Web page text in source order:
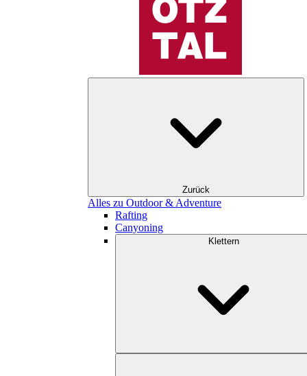
Zurück
Alles zu Outdoor & Adventure
Rafting
Canyoning
Klettern